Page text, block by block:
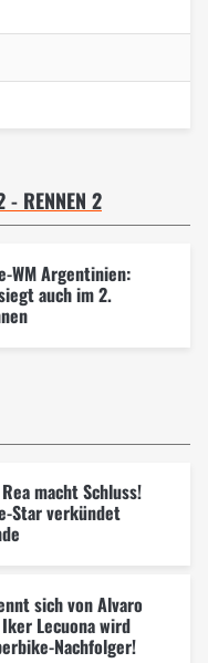
- RENNEN 2
WM Argentinien:
auch im 2.
macht Schluss!
Star verkündet
sich von Alvaro
Lecuona wird
Nachfolger!